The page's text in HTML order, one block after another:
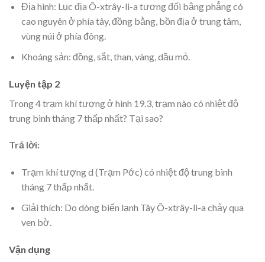
Địa hình: Lục địa Ô-xtrây-li-a tương đối bằng phẳng có
cao nguyên ở phía tây, đồng bằng, bồn địa ở trung tâm,
vùng núi ở phía đông.
Khoáng sản: đồng, sắt, than, vàng, dầu mỏ.
Luyện tập 2
Trong 4 trạm khí tượng ở hình 19.3, trạm nào có nhiệt độ
trung bình tháng 7 thấp nhất? Tại sao?
Trả lời:
Trạm khí tượng d (Trạm Pớc) có nhiệt độ trung bình
tháng 7 thấp nhất.
Giải thích: Do dòng biển lạnh Tây Ô-xtrây-li-a chảy qua
ven bờ.
Vận dụng